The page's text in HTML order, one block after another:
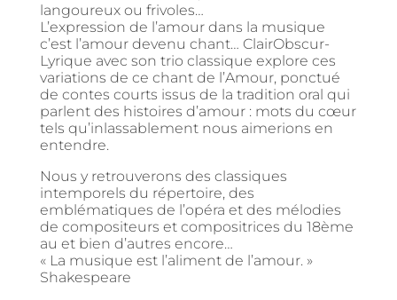
langoureux ou frivoles…
L’expression de l’amour dans la musique
c’est l’amour devenu chant… ClairObscur-
Lyrique avec son trio classique explore ces
variations de ce chant de l’Amour, ponctué
de contes courts issus de la tradition oral qui
parlent des histoires d’amour : mots du cœur
tels qu’inlassablement nous aimerions en
entendre.
Nous y retrouverons des classiques
intemporels du répertoire, des
emblématiques de l’opéra et des mélodies
de compositeurs et compositrices du 18ème
au et bien d’autres encore…
« La musique est l’aliment de l’amour. »
Shakespeare